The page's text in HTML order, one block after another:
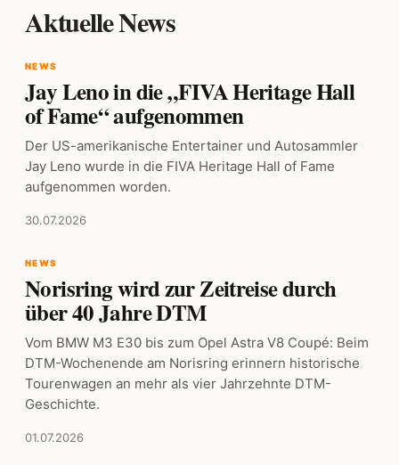
Aktuelle News
NEWS
Jay Leno in die „FIVA Heritage Hall
of Fame“ aufgenommen
Der US-amerikanische Entertainer und Autosammler
Jay Leno wurde in die FIVA Heritage Hall of Fame
aufgenommen worden.
30.07.2026
NEWS
Norisring wird zur Zeitreise durch
über 40 Jahre DTM
Vom BMW M3 E30 bis zum Opel Astra V8 Coupé: Beim
DTM-Wochenende am Norisring erinnern historische
Tourenwagen an mehr als vier Jahrzehnte DTM-
Geschichte.
01.07.2026